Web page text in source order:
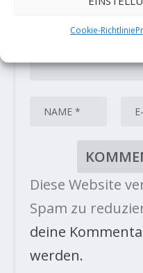
Cookie-Richtlinie
Diese Website
Spam zu
deine
werden.